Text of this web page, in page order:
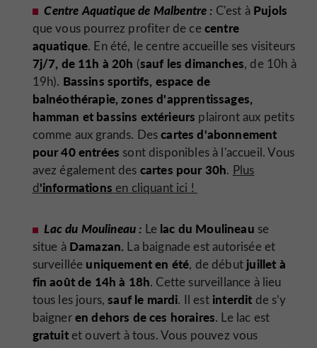
Centre Aquatique de Malbentre : C'est à Pujols
que vous pourrez profiter de cecentre
aquatique. En été, le centre accueille ses visiteurs
7j/7, de 11h à 20h (sauf les dimanches, de 10h à
19h). Bassins sportifs, espace de
balnéothérapie, zones d'apprentissages,
hamman et bassins extérieurs plairont aux petits
comme aux grands. Descartes d'abonnement
pour 40 entrées sont disponibles à l'accueil. Vous
avez également des cartes pour 30h. Plus
d'informations en cliquant ici !
Lac du Moulineau : Le lac du Moulineau se
situe à Damazan. La baignade est autorisée et
surveillée uniquement en été, de début juillet à
fin août de 14h à 18h. Cette surveillance à lieu
tous les jours,sauf le mardi. Il est interdit de s’y
baigneren dehors de ces horaires. Le lac est
gratuitet ouvert à tous. Vous pouvez vous